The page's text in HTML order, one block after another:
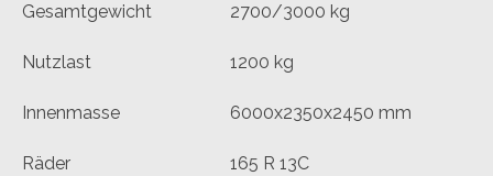
Gesamtgewicht 2700/3000 kg
Nutzlast 1200 kg
Innenmasse 6000x2350x2450 mm
Räder 165 R 13C